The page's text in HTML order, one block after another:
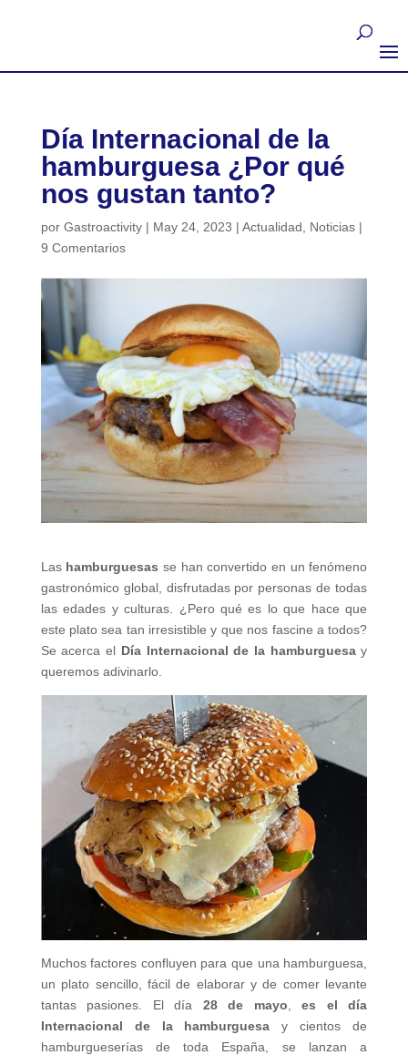
Día Internacional de la
hamburguesa ¿Por qué
nos gustan tanto?
por Gastroactivity| May 24, 2023 | Actualidad Noticias|
9 Comentarios
Las hamburguesas se han convertido en un fenómeno
gastronómico global, disfrutadas por personas de todas
las edades y culturas. ¿Pero qué es lo que hace que
este plato sea tan irresistible y que nos fascine a todos?
Se acerca el Día Internacional de la hamburguesay
queremos adivinarlo.
Muchos factores confluyen para que una hamburguesa,
un plato sencillo, fácil de elaborar y de comer levante
tantas pasiones. El día 28 de mayo ,es el día
Internacional de la hamburguesa y cientos de
hamburgueserías de toda España, se lanzan a